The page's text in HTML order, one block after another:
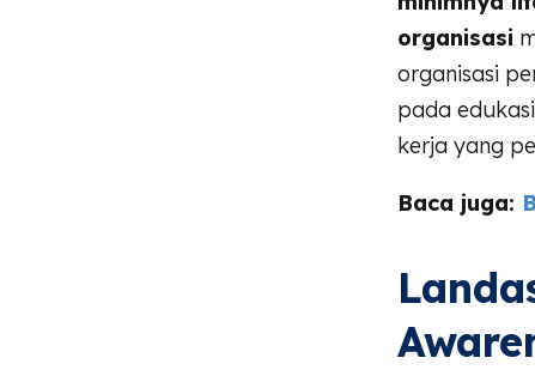
organisasi
organisasi
pada
kerja yang
Baca juga: